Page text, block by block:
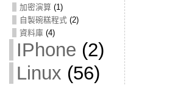
加密演算(1)
自製碗糕程式(2)
資料庫(4)
IPhone (2)
Linux (56)